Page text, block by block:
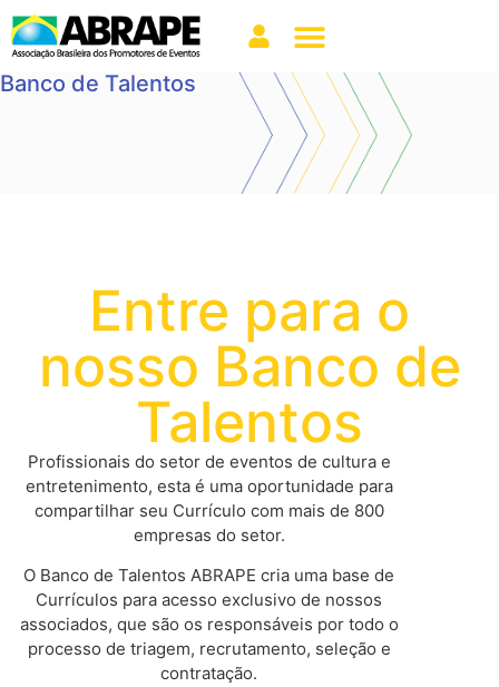
Banco de Talentos
Entre para o
nosso Banco de
Talentos
Profissionais do setor de eventos de cultura e
entretenimento, esta é uma oportunidade para
compartilhar seu Currículo com mais de 800
empresas do setor.
O Banco de Talentos ABRAPE cria uma base de
Currículos para acesso exclusivo de nossos
associados, que são os responsáveis por todo o
processo de triagem, recrutamento, seleção e
contratação.